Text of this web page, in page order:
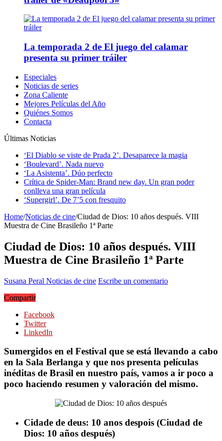
La temporada 2 de El juego del calamar
presenta su primer tráiler
Especiales
Noticias de series
Zona Caliente
Mejores Películas del Año
Quiénes Somos
Contacta
Últimas Noticias
‘El Diablo se viste de Prada 2’. Desaparece la magia
‘Boulevard’. Nada nuevo
‘La Asistenta’. Dúo perfecto
Crítica de Spider-Man: Brand new day. Un gran poder
conlleva una gran película
‘Supergirl’. De 7’5 con fresquito
Home/Noticias de cine/Ciudad de Dios: 10 años después. VIII
Muestra de Cine Brasileño 1ª Parte
Ciudad de Dios: 10 años después. VIII
Muestra de Cine Brasileño 1ª Parte
Susana Peral Noticias de cine Escribe un comentario
Compartir
Facebook
Twitter
LinkedIn
Sumergidos en el Festival que se está llevando a cabo
en la Sala Berlanga y que nos presenta películas
inéditas de Brasil en nuestro país, vamos a ir poco a
poco haciendo resumen y valoración del mismo.
Cidade de deus: 10 anos despois (Ciudad de
Dios: 10 años después)